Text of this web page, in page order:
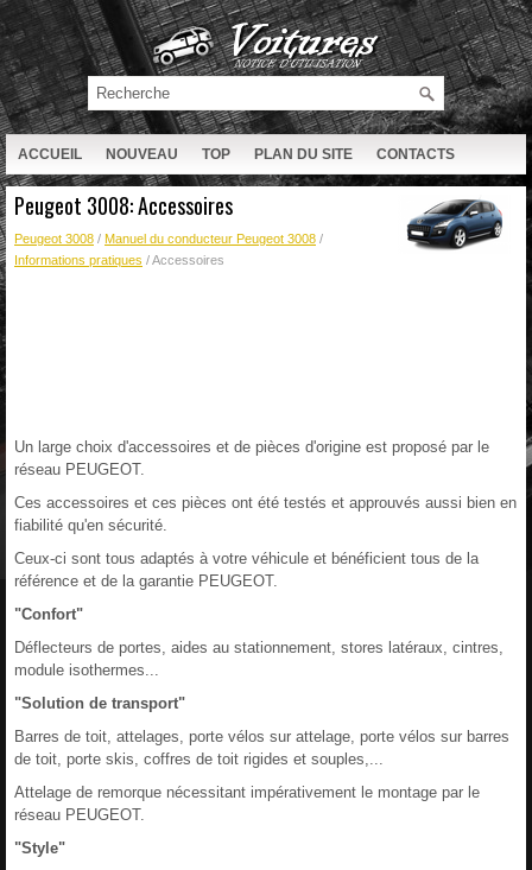
ACCUEIL NOUVEAU TOP PLAN DU SITE CONTACTS
RECHERCHE
Peugeot 3008: Accessoires
Peugeot 3008 / Manuel du conducteur Peugeot 3008 /
Informations pratiques / Accessoires
Un large choix d'accessoires et de pièces d'origine est proposé par le
réseau PEUGEOT.
Ces accessoires et ces pièces ont été testés et approuvés aussi bien en
fiabilité qu'en sécurité.
Ceux-ci sont tous adaptés à votre véhicule et bénéficient tous de la
référence et de la garantie PEUGEOT.
"Confort"
Déflecteurs de portes, aides au stationnement, stores latéraux, cintres,
module isothermes...
"Solution de transport"
Barres de toit, attelages, porte vélos sur attelage, porte vélos sur barres
de toit, porte skis, coffres de toit rigides et souples,...
Attelage de remorque nécessitant impérativement le montage par le
réseau PEUGEOT.
"Style"